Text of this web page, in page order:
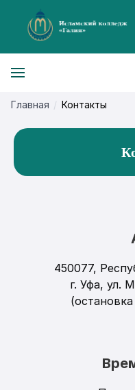
Главная Контакты
450077,
г. Уфа, ул.